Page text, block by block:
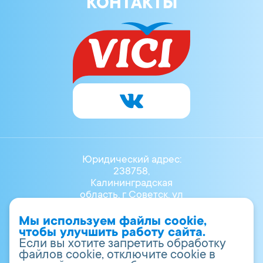
КОНТАКТЫ
Юридический адрес:
238758,
Калининградская
область, г Советск, ул
8 (40161) 40-700
vr.info@vici.ru
ОГРН 1023902001947
ИНН 3911008930
Мы используем файлы cookie,
чтобы улучшить работу сайта.
Если вы хотите запретить обработку
файлов cookie, отключите cookie в